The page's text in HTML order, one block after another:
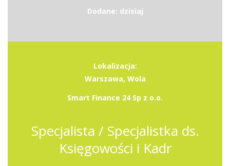
Dodane: dzisiaj
Lokalizacja:
Warszawa, Wola
Smart Finance 24 Sp z o.o.
Specjalista / Specjalistka ds.
Księgowości i Kadr